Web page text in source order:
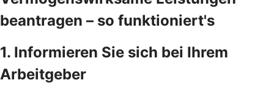
beantragen – so funktioniert's
1. Informieren Sie sich bei Ihrem
Arbeitgeber